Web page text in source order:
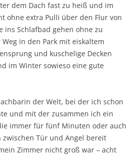
dem Dach fast zu heiß und im
ohne extra Pulli über den Flur von
ins Schlafbad gehen ohne zu
in den Park mit eiskaltem
und kuschelige Decken
im Winter sowieso eine gute
der Welt, bei der ich schon
und mit der zusammen ich ein
immer für fünf Minuten oder auch
zwischen Tür und Angel bereit
Zimmer nicht groß war – acht